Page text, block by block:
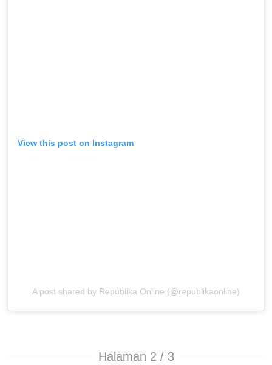
View this post on Instagram
A post shared by Republika Online (@republikaonline)
Halaman 2 / 3